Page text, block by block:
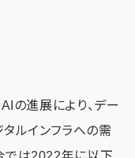
の進展により、デー
ルインフラへの需